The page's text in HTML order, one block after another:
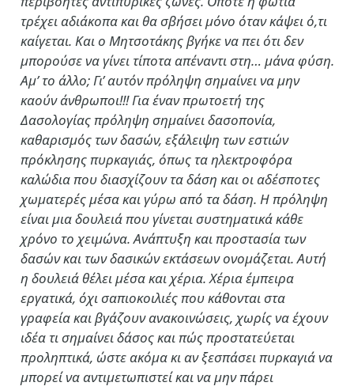
τρέχει αδιάκοπα και θα σβήσει μόνο όταν κάψει ό,τι
καίγεται. Και ο Μητσοτάκης βγήκε να πει ότι δεν
μπορούσε να γίνει τίποτα απέναντι στη… μάνα φύση.
Αμ’ το άλλο; Γι’ αυτόν πρόληψη σημαίνει να μην
καούν άνθρωποι!!! Για έναν πρωτοετή της
Δασολογίας πρόληψη σημαίνει δασοπονία,
καθαρισμός των δασών, εξάλειψη των εστιών
πρόκλησης πυρκαγιάς, όπως τα ηλεκτροφόρα
καλώδια που διασχίζουν τα δάση και οι αδέσποτες
χωματερές μέσα και γύρω από τα δάση. Η πρόληψη
είναι μια δουλειά που γίνεται συστηματικά κάθε
χρόνο το χειμώνα. Ανάπτυξη και προστασία των
δασών και των δασικών εκτάσεων ονομάζεται. Αυτή
η δουλειά θέλει μέσα και χέρια. Χέρια έμπειρα
εργατικά, όχι σαπιοκοιλιές που κάθονται στα
γραφεία και βγάζουν ανακοινώσεις, χωρίς να έχουν
ιδέα τι σημαίνει δάσος και πώς προστατεύεται
προληπτικά, ώστε ακόμα κι αν ξεσπάσει πυρκαγιά να
μπορεί να αντιμετωπιστεί και να μην πάρει